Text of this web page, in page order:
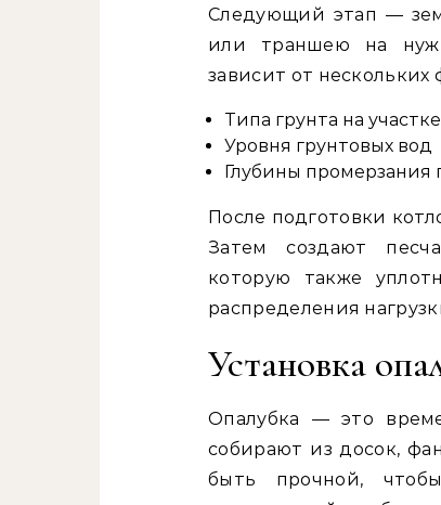
Следующий этап —
или траншею на
зависит от нескольких
Типа грунта на участке
Уровня грунтовых вод
Глубины промерзания
После подготовки
Затем создают
которую также
распределения
Установка
Опалубка — это
собирают из досок,
быть прочной,